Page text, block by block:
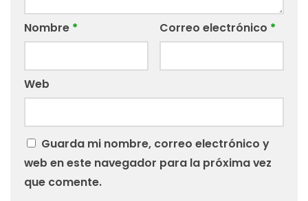
Nombre * Correo electrónico *
Web
Guarda mi nombre, correo electrónico y
web en este navegador para la próxima vez
que comente.